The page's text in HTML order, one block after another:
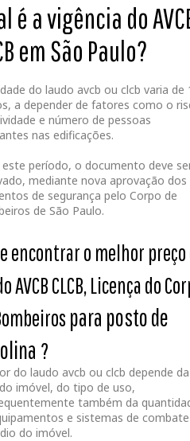
é a vigência do
em São Paulo?
do laudo avcb ou clcb varia de
a depender de fatores como o
e número de pessoas
nas edificações.
este período, o documento deve
mediante nova aprovação dos
de segurança pelo Corpo de
de São Paulo.
encontrar o melhor preço
AVCB CLCB, Licença do
para posto de
?
do laudo avcb ou clcb depende da
imóvel, do tipo de uso,
também da
e sistemas de
do imóvel.